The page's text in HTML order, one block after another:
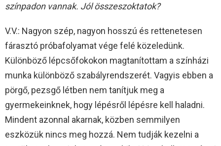
színpadon vannak. Jól összeszoktatok?
V.V.: Nagyon szép, nagyon hosszú és rettenetesen
fárasztó próbafolyamat vége felé közeledünk.
Különböző lépcsőfokokon magtanítottam a színházi
munka különböző szabályrendszerét. Vagyis ebben a
pörgő, pezsgő létben nem tanítjuk meg a
gyermekeinknek, hogy lépésről lépésre kell haladni.
Mindent azonnal akarnak, közben semmilyen
eszközük nincs meg hozzá. Nem tudják kezelni a